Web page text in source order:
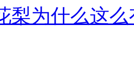
梨为什么这